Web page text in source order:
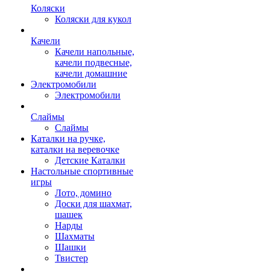
Коляски
Коляски для кукол
Качели
Качели напольные,
качели подвесные,
качели домашние
Электромобили
Электромобили
Слаймы
Слаймы
Каталки на ручке,
каталки на веревочке
Детские Каталки
Настольные спортивные
игры
Лото, домино
Доски для шахмат,
шашек
Нарды
Шахматы
Шашки
Твистер